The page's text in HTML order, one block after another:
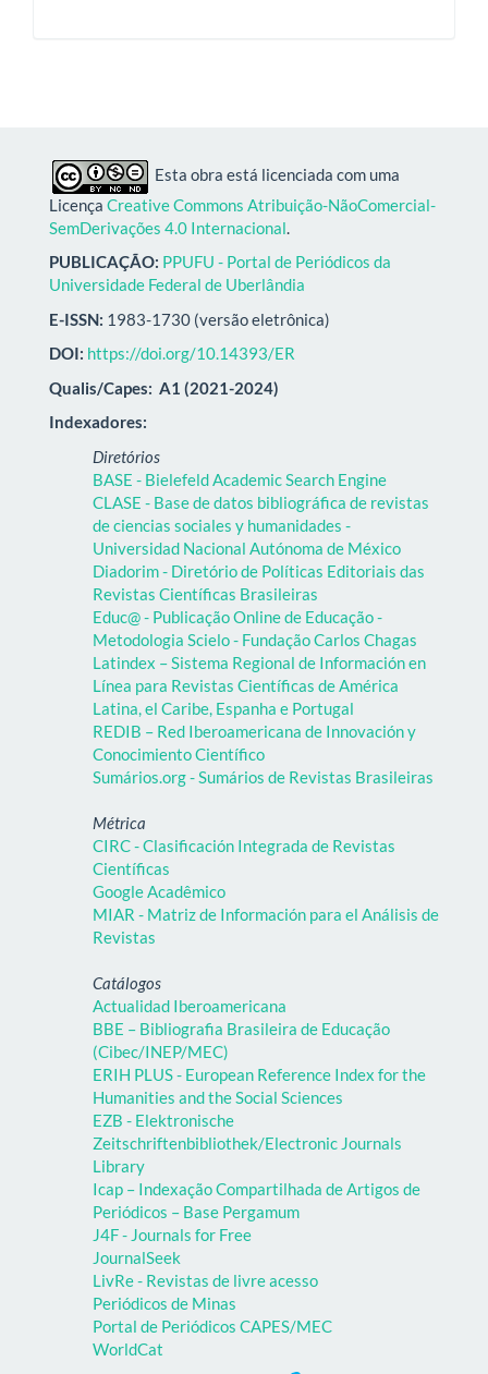
Esta obra está licenciada com uma
Licença Creative Commons Atribuição-NãoComercial-
SemDerivações 4.0 Internacional.
PUBLICAÇÃO: PPUFU - Portal de Periódicos da
Universidade Federal de Uberlândia
E-ISSN: 1983-1730 (versão eletrônica)
DOI: https://doi.org/10.14393/ER
Qualis/Capes: A1 (2021-2024)
Indexadores:
Diretórios
BASE - Bielefeld Academic Search Engine
CLASE - Base de datos bibliográfica de revistas
de ciencias sociales y humanidades -
Universidad Nacional Autónoma de México
Diadorim - Diretório de Políticas Editoriais das
Revistas Científicas Brasileiras
Educ@ - Publicação Online de Educação -
Metodologia Scielo - Fundação Carlos Chagas
Latindex – Sistema Regional de Información en
Línea para Revistas Científicas de América
Latina, el Caribe, Espanha e Portugal
REDIB – Red Iberoamericana de Innovación y
Conocimiento Científico
Sumários.org - Sumários de Revistas Brasileiras
Métrica
CIRC - Clasificación Integrada de Revistas
Científicas
Google Acadêmico
MIAR - Matriz de Información para el Análisis de
Revistas
Catálogos
Actualidad Iberoamericana
BBE – Bibliografia Brasileira de Educação
(Cibec/INEP/MEC)
ERIH PLUS - European Reference Index for the
Humanities and the Social Sciences
EZB - Elektronische
Zeitschriftenbibliothek/Electronic Journals
Library
Icap – Indexação Compartilhada de Artigos de
Periódicos – Base Pergamum
J4F - Journals for Free
JournalSeek
LivRe - Revistas de livre acesso
Periódicos de Minas
Portal de Periódicos CAPES/MEC
WorldCat